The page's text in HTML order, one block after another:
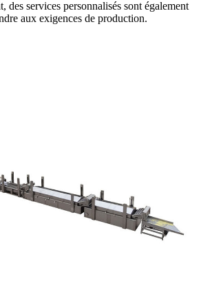
des services personnalisés sont également
aux exigences de production.